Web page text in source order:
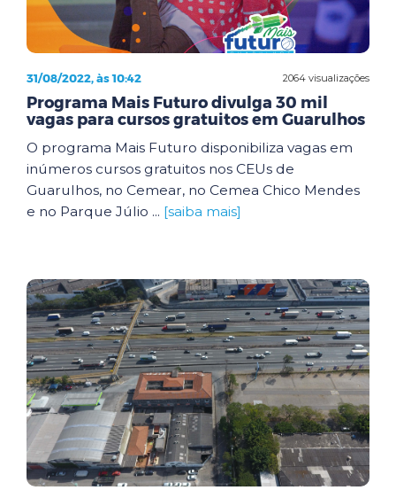
2064 visualizações
31/08/2022, às 10:42
Programa Mais Futuro divulga 30 mil
vagas para cursos gratuitos em Guarulhos
O programa Mais Futuro disponibiliza vagas em
inúmeros cursos gratuitos nos CEUs de
Guarulhos, no Cemear, no Cemea Chico Mendes
e no Parque Júlio ... [saiba mais]